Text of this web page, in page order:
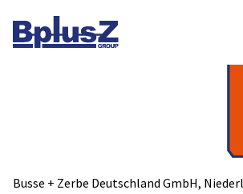
Toggle navigation
Busse + Zerbe Deutschland GmbH,